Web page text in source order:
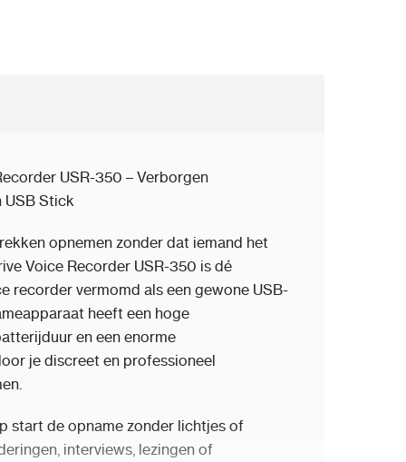
USR-350 – Verborgen
USB Stick
opnemen zonder dat iemand het
Voice Recorder USR-350 is dé
recorder vermomd als een gewone USB-
heeft een hoge
en een enorme
je discreet en professioneel
start de opname zonder lichtjes of
interviews, lezingen of